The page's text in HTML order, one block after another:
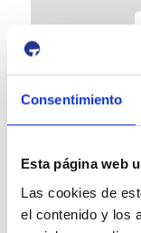
Consentimiento
Esta página web
Las cookies de
el contenido y los